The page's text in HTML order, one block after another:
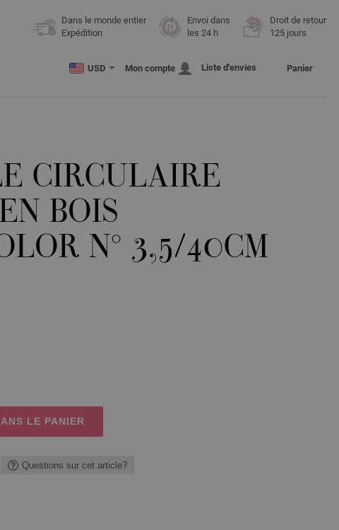
Dans le monde entier
Expédition
Envoi dans
les 24 h
Droit de retour
125 jours
USD Mon compte Liste d'envies Panier
CIRCULAIRE
BOIS
N° 3,5/40CM
LE PANIER
Questions sur cet article?